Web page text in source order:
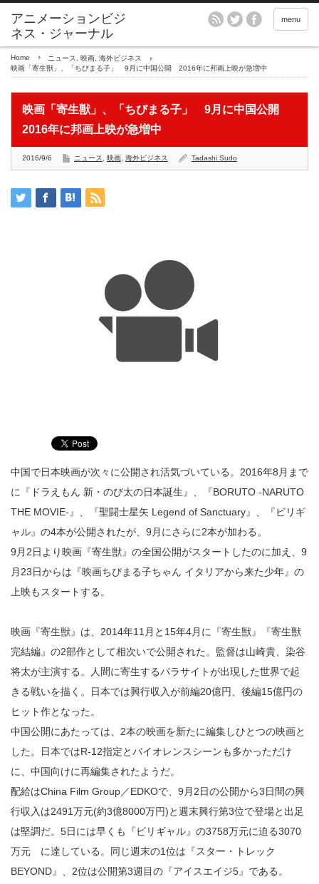
アニメーションビジ
ネス・ジャーナル
menu
Home ニュース 映画 海外ビジネス
映画「寄生獣」、「ちびまる子」 9月に中国公開 2016年に邦画上映が急増中
映画「寄生獣」、「ちびまる子」 9月に中国公開
2016年に邦画上映が急増中
2016/9/6 ニュース 映画 海外ビジネス Tadashi Sudo
中国で日本映画が次々に公開され活気づいている。2016年8月まで
に『ドラえもん 新・のび太の日本誕生』、『BORUTO -NARUTO
THE MOVIE-』、『聖闘士星矢 Legend of Sanctuary』、『ビリギ
ャル』の4本が公開されたが、9月にさらに2本が加わる。
9月2日より映画『寄生獣』の全国公開がスタートしたのに加え、9
月23日からは『映画ちびまる子ちゃん イタリアから来た少年』の
上映もスタートする。
映画『寄生獣』は、2014年11月と15年4月に『寄生獣』『寄生獣
完結編』の2部作として相次いで公開された。監督は山崎貴、染谷
将太が主演する。人間に寄生するパラサイトが出現した世界で起
きる戦いを描く。日本では興行収入が前編20億円、後編15億円の
ヒット作となった。
中国公開にあたっては、2本の映画を新たに編集しひとつの映画と
した。日本ではR-12指定とバイオレンスシーンも多かっただけ
に、中国向けに再編集されたようだ。
配給はChina Film Group／EDKOで、9月2日の公開から3日間の興
行収入は2491万元(約3億8000万円)と週末興行第3位で登場と出足
は堅調だ。5日には早くも『ビリギャル』の3758万元に迫る3070
万元 に達している。同じ週末の1位は『スター・トレック
BEYOND』、2位は公開第3週目の『アイスエイジ5』である。